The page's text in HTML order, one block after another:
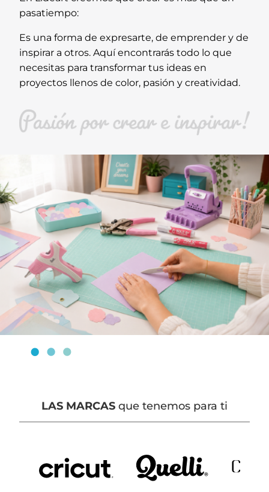
pasatiempo:
Es una forma de expresarte, de emprender y de
inspirar a otros. Aquí encontrarás todo lo que
necesitas para transformar tus ideas en
proyectos llenos de color, pasión y creatividad.
LAS MARCAS que tenemos para ti